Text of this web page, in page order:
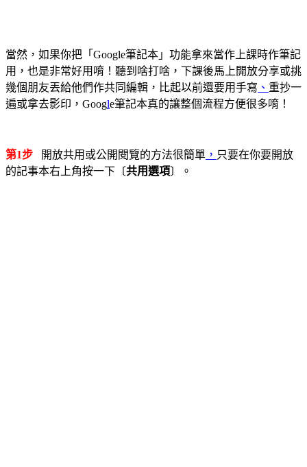
當然，如果你把「Google筆記本」功能拿來當作上課時作筆記
用，也是非常好用唷！聽到啥打啥，下課後馬上開放分享或挑
幾個朋友丟給他們作共同編輯，比起以前還要用手寫 、 重抄一
遍或拿去影印，Google筆記本真的讓整個流程方便很多唷！
第1步 開放共用或公開閱覽的方法很簡單 ， 只要在你要開放
的記事本右上角按一下〔共用選項〕。